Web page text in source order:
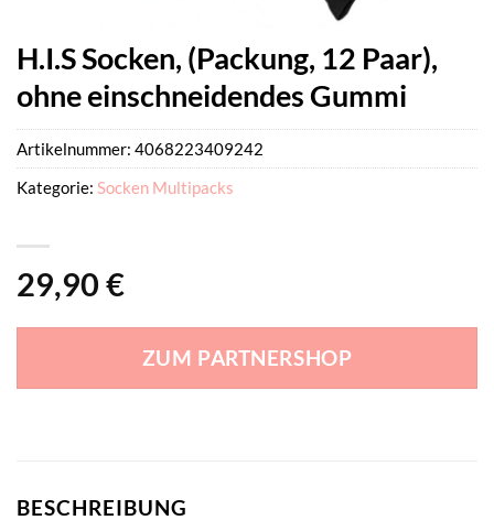
H.I.S Socken, (Packung, 12 Paar),
ohne einschneidendes Gummi
29,90 €
ZUM PARTNERSHOP
Artikelnummer: 4068223409242
Kategorie: Socken Multipacks
BESCHREIBUNG